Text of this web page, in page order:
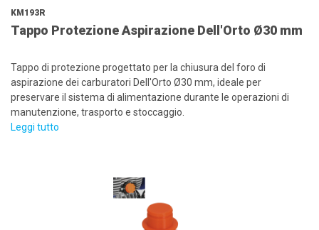
KM193R
Tappo Protezione Aspirazione Dell'Orto Ø30 mm
Tappo di protezione progettato per la chiusura del foro di
aspirazione dei carburatori Dell'Orto Ø30 mm, ideale per
preservare il sistema di alimentazione durante le operazioni di
manutenzione, trasporto e stoccaggio.
Leggi tutto